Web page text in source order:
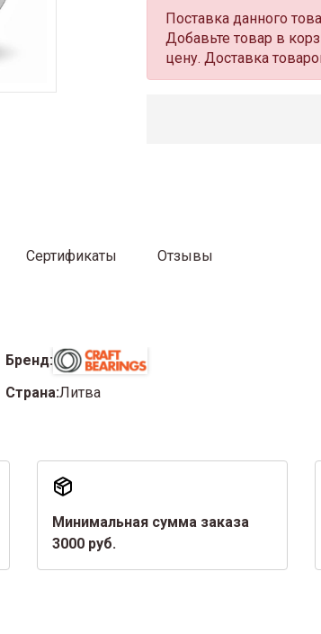
Поставка данного
Добавьте товар в
цену. Доставка
Сертификаты Отзывы
Бренд:
Страна:Литва
Минимальная сумма заказа
3000 руб.